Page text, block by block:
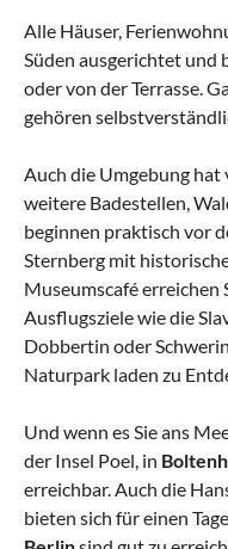
Alle Häuser,
Süden ausgerichtet und
oder von der Terrasse.
gehören
Auch die Umgebung hat
weitere Badestellen,
beginnen praktisch vor
Sternberg mit
Museumscafé erreichen
Ausflugsziele wie die
Dobbertin oder
Naturpark laden zu
Und wenn es Sie ans
der Insel Poel, in
erreichbar. Auch die
bieten sich für einen